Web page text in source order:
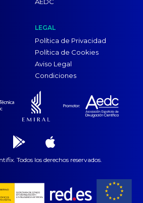
LEGAL
Política de Privacidad
Política de Cookies
Aviso Legal
Condiciones
Todos los derechos reservados.